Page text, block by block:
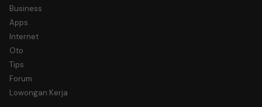
Business
Apps
Internet
Oto
Tips
Forum
Lowongan Kerja